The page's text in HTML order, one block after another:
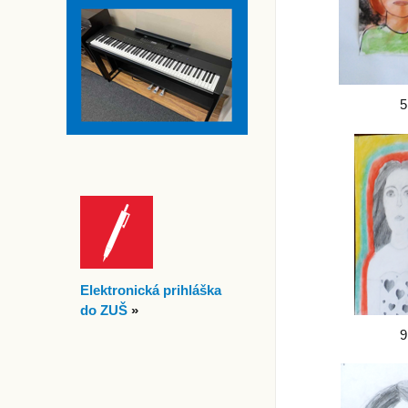
5
9
Elektronická prihláška
do ZUŠ »